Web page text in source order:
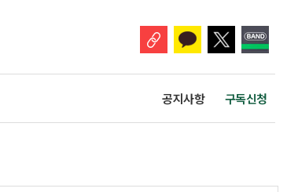
공지사항 구독신청